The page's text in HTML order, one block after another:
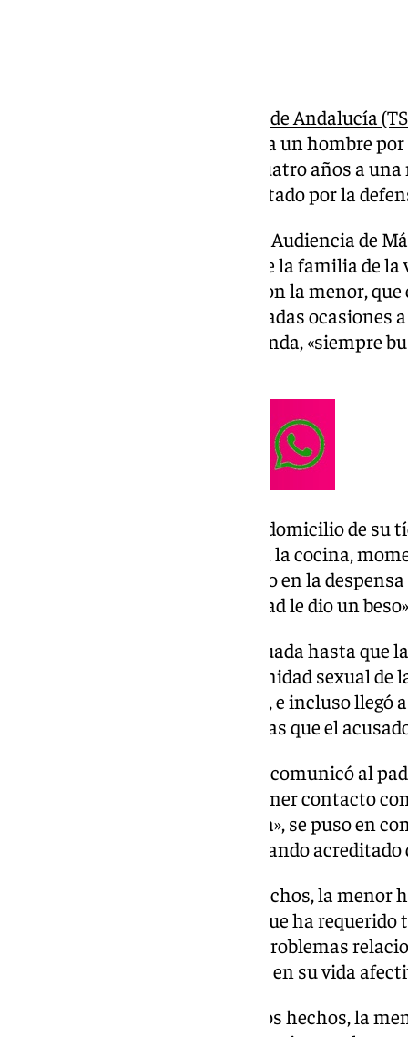
Tribunal Superior de Justicia de Andalucía
de 12 años de prisión impuesta a un hombre
agredir sexualmente durante cuatro años a
íntegramente el recurso presentado por la
Según se declaró probado por la Audiencia de
desde 2009 el acusado, amigo de la familia de
«juegos de naturaleza sexual» con la menor,
abusos se produjeron «en reiteradas
el patio o comedor» de una vivienda, «siempre
Tras cumplir once años, y en el domicilio de su
ocasión a solas con la menor en la cocina,
con fuerza del brazo, la introdujo en la
la pared, en contra de su voluntad le dio un
Esto se repitió de forma continuada hasta que
cuando «los ataques a la indemnidad sexual
continuamente y se agravaron», e incluso
índole sexual con la menor, en las que el
Al descubrir esto, la madre se lo comunicó al
esto al procesado, que dejó de tener contacto
acusado, «de manera esporádica», se puso en
sociales con la menor, «no quedando
Como consecuencia de estos hechos, la
adaptación ansioso depresivo que ha
de sueños angustiosos y otros problemas
actividades sociales, laborales y en su vida
Como consecuencia de estos hechos, la